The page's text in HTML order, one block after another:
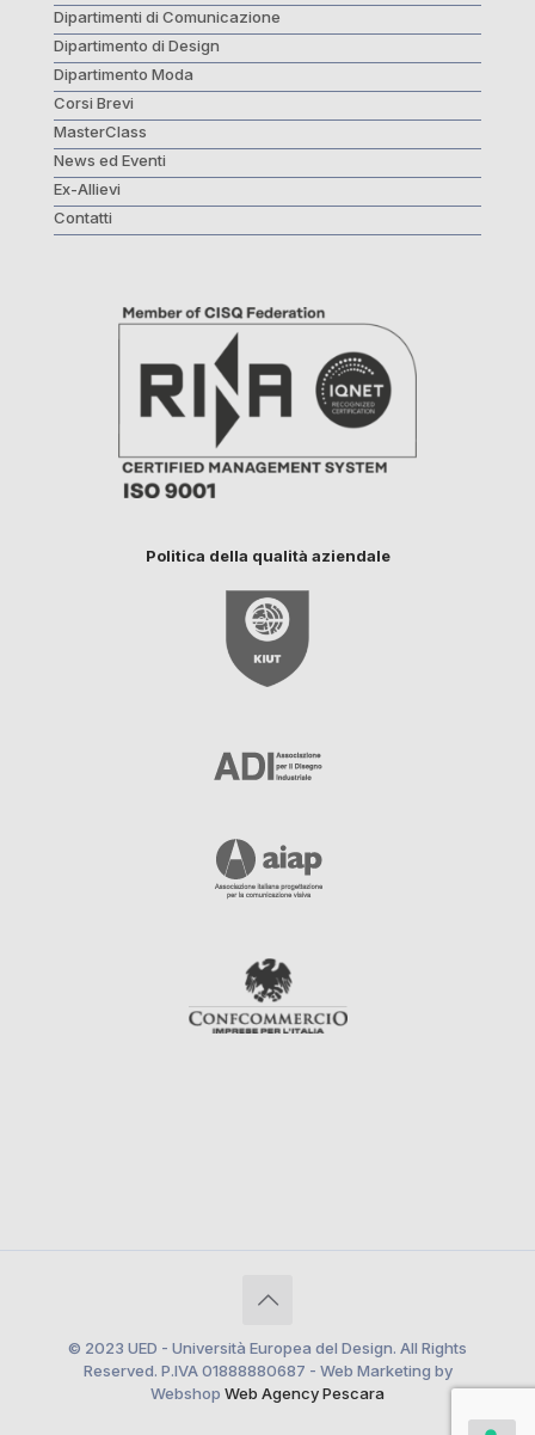
Dipartimenti di Comunicazione
Dipartimento di Design
Dipartimento Moda
Corsi Brevi
MasterClass
News ed Eventi
Ex-Allievi
Contatti
Politica della qualità aziendale
© 2023 UED - Università Europea del Design. All Rights
Reserved. P.IVA 01888880687 - Web Marketing by
Webshop Web Agency Pescara